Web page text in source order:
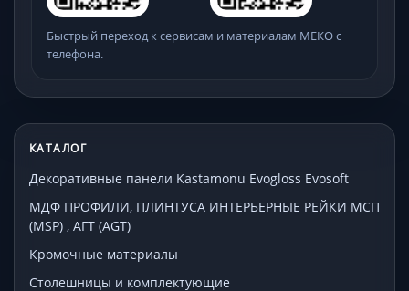
Быстрый переход к сервисам и материалам МЕКО с
телефона.
КАТАЛОГ
Декоративные панели Kastamonu Evogloss Evosoft
МДФ ПРОФИЛИ, ПЛИНТУСА ИНТЕРЬЕРНЫЕ РЕЙКИ МСП
(MSP) , АГТ (AGT)
Кромочные материалы
Столешницы и комплектующие